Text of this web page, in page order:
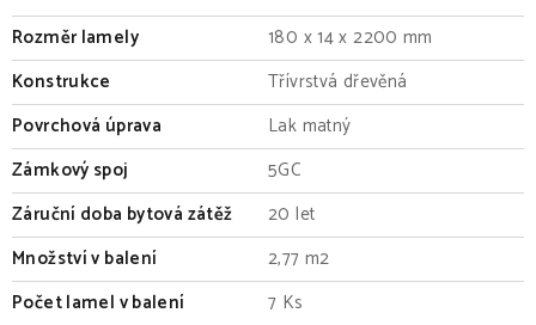
Rozměr lamely
180 x 14 x 2200 mm
Konstrukce
Třívrstvá dřevěná
Povrchová úprava
Lak matný
Zámkový spoj
5GC
Záruční doba bytová zátěž
20 let
Množství v balení
2,77 m2
Počet lamel v balení
7 Ks